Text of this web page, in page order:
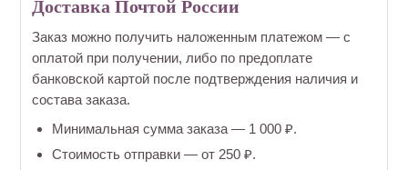
Доставка Почтой России
Заказ можно получить наложенным платежом — с
оплатой при получении, либо по предоплате
банковской картой после подтверждения наличия и
состава заказа.
Минимальная сумма заказа — 1 000 ₽.
Стоимость отправки — от 250 ₽.